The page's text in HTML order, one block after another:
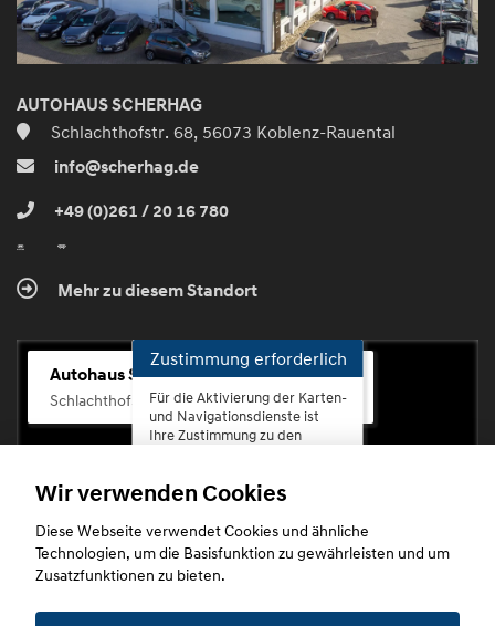
AUTOHAUS SCHERHAG
Schlachthofstr. 68, 56073 Koblenz-Rauental
info@scherhag.de
+49 (0)261 / 20 16 780
Mehr zu diesem Standort
Autohaus Scherhag
Schlachthofstr. 68, 56073 Koblenz-Rauental
Zustimmung erforderlich
Für die Aktivierung der Karten-
und Navigationsdienste ist
Ihre Zustimmung zu den
erforderlich.
Zustimmen
Wir verwenden Cookies
Diese Webseite verwendet Cookies und ähnliche
Technologien, um die Basisfunktion zu gewährleisten und um
Zusatzfunktionen zu bieten.